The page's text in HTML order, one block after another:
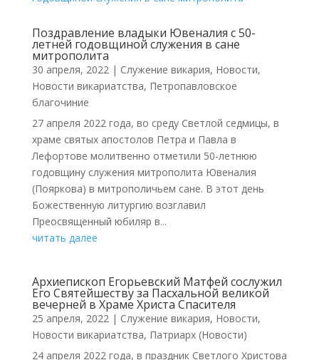
Поздравление владыки Ювеналия с 50-
летней годовщиной служения в сане
митрополита
30 апреля, 2022| Cлужение викария, Новости,
Новости викариатства, Петропавловское
благочиние
27 апреля 2022 года, во среду Светлой седмицы, в
храме святых апостолов Петра и Павла в
Лефортове молитвенно отметили 50-летнюю
годовщину служения митрополита Ювеналия
(Пояркова) в митрополичьем сане. В этот день
Божественную литургию возглавил
Преосвященный юбиляр в...
читать далее
Архиепископ Егорьевский Матфей сослужил
Его Святейшеству за Пасхальной великой
вечерней в Храме Христа Спасителя
25 апреля, 2022| Cлужение викария, Новости,
Новости викариатства, Патриарх (Новости)
24 апреля 2022 года, в праздник Светлого Христова